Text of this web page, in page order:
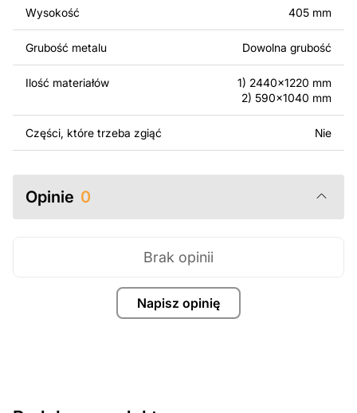
surowo zabronione.
Za dodatkową opłatą możemy dostosować projekt
poprzez dodanie tekstu, obrazów lub logo Twojej firmy
albo wprowadzenie innych modyfikacji według Twoich
potrzeb. Jeśli potrzebujesz indywidualnego projektu
metalowego produktu, skontaktuj się z nami.
Jeśli masz jakiekolwiek pytania lub potrzebujesz
Wysokość 405 mm
Grubość metalu Dowolna grubość
Ilość materiałów
1) 2440x1220 mm
2) 590x1040 mm
Części, które trzeba zgiąć Nie
Opinie 0
Napisz opinię
Brak opinii